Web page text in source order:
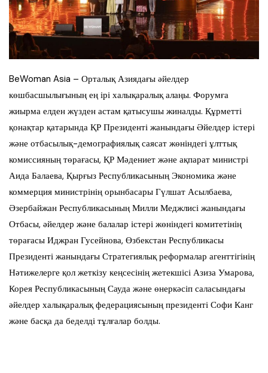
BeWoman Asia – Орталық Азиядағы әйелдер
көшбасшылығының ең ірі халықаралық алаңы. Форумға
жиырма елден жүзден астам қатысушы жиналды. Құрметті
қонақтар қатарында ҚР Президенті жанындағы Әйелдер істері
және отбасылық-демографиялық саясат жөніндегі ұлттық
комиссияның төрағасы, ҚР Мәдениет және ақпарат министрі
Аида Балаева, Қырғыз Республикасының Экономика және
коммерция министрінің орынбасары Гүлшат Асылбаева,
Әзербайжан Республикасының Милли Меджлисі жанындағы
Отбасы, әйелдер және балалар істері жөніндегі комитетінің
төрағасы Иджран Гусейнова, Өзбекстан Республикасы
Президенті жанындағы Стратегиялық реформалар агенттігінің
Нәтижелерге қол жеткізу кеңсесінің жетекшісі Азиза Умарова,
Корея Республикасының Сауда және өнеркәсіп саласындағы
әйелдер халықаралық федерациясының президенті Софи Канг
және басқа да беделді тұлғалар болды.